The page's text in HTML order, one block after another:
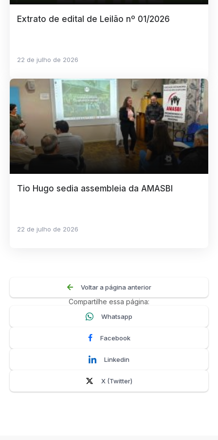
Extrato de edital de Leilão nº 01/2026
22 de julho de 2026
Tio Hugo sedia assembleia da AMASBI
22 de julho de 2026
Voltar a página anterior
Compartilhe essa página:
Whatsapp
Facebook
Linkedin
X (Twitter)